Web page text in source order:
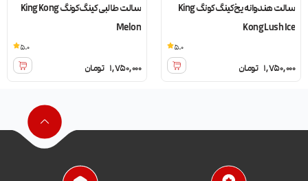
سالت هندوانه یخ کینگ کونگ King
Kong Lush Ice
1,750,000 تومان
5.0
سالت طالبی کینگ کونگ King Kong
Melon
1,750,000 تومان
5.0